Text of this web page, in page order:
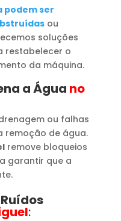
podem ser
ou
soluções
restabelecer o
da máquina.
a Água no
ou falhas
remoção de água.
remove bloqueios
garantir que a
: